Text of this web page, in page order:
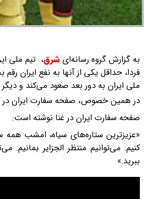
به گزارش گروه رسانه‌ایشرق، تیم ملی
فردا، حداقل یکی از آنها به نفع ایران
ملی ایران به دور بعد صعود می‌کند و
در همین خصوص، صفحه سفارت ایران در
صفحه سفارت ایران در غنا نوشته است:
«عزیزترین ستاره‌های سیاه، امشب
کنیم. می‌توانیم منتظر الجزایر بمانیم.
ببرید.»